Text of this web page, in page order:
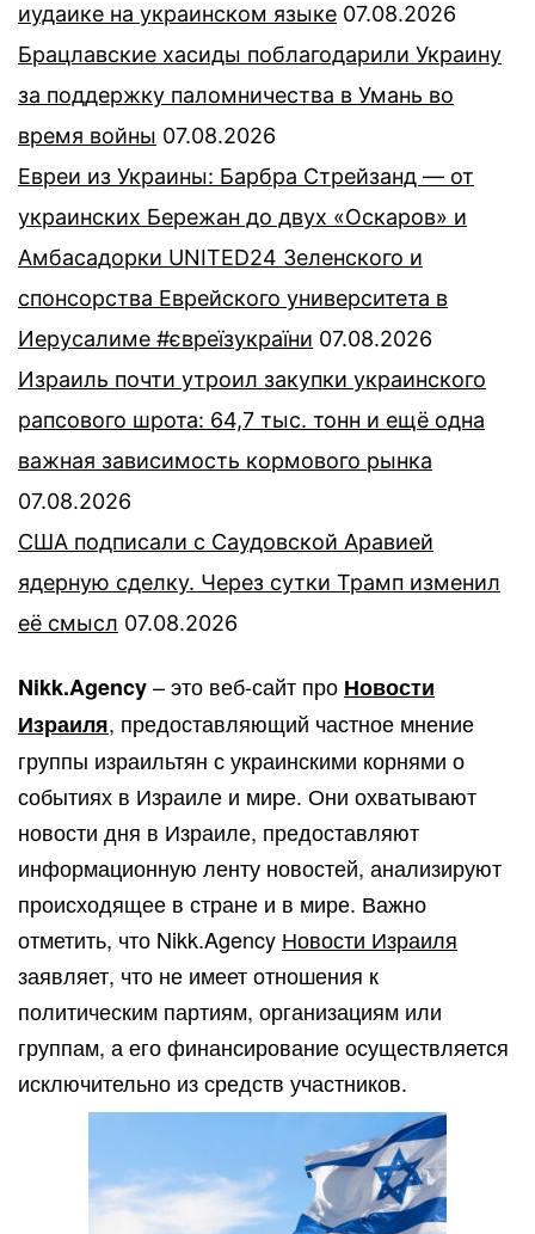
иудаике на украинском языке 07.08.2026
Брацлавские хасиды поблагодарили Украину
за поддержку паломничества в Умань во
время войны 07.08.2026
Евреи из Украины: Барбра Стрейзанд — от
украинских Бережан до двух «Оскаров» и
Амбасадорки UNITED24 Зеленского и
спонсорства Еврейского университета в
Иерусалиме #євреїзукраїни 07.08.2026
Израиль почти утроил закупки украинского
рапсового шрота: 64,7 тыс. тонн и ещё одна
важная зависимость кормового рынка
07.08.2026
США подписали с Саудовской Аравией
ядерную сделку. Через сутки Трамп изменил
её смысл 07.08.2026
Nikk.Agency– это веб-сайт про Новости
Израиля, предоставляющий частное мнение
группы израильтян с украинскими корнями о
событиях в Израиле и мире. Они охватывают
новости дня в Израиле, предоставляют
информационную ленту новостей, анализируют
происходящее в стране и в мире. Важно
отметить, что Nikk.Agency Новости Израиля
заявляет, что не имеет отношения к
политическим партиям, организациям или
группам, а его финансирование осуществляется
исключительно из средств участников.